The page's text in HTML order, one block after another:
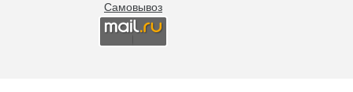
Самовывоз